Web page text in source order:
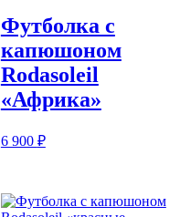
Футболка с
капюшоном
Rodasoleil
«Африка»
6 900 ₽